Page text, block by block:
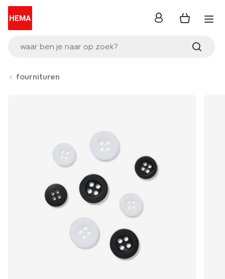
waar ben je naar op zoek?
inloggen
fournituren